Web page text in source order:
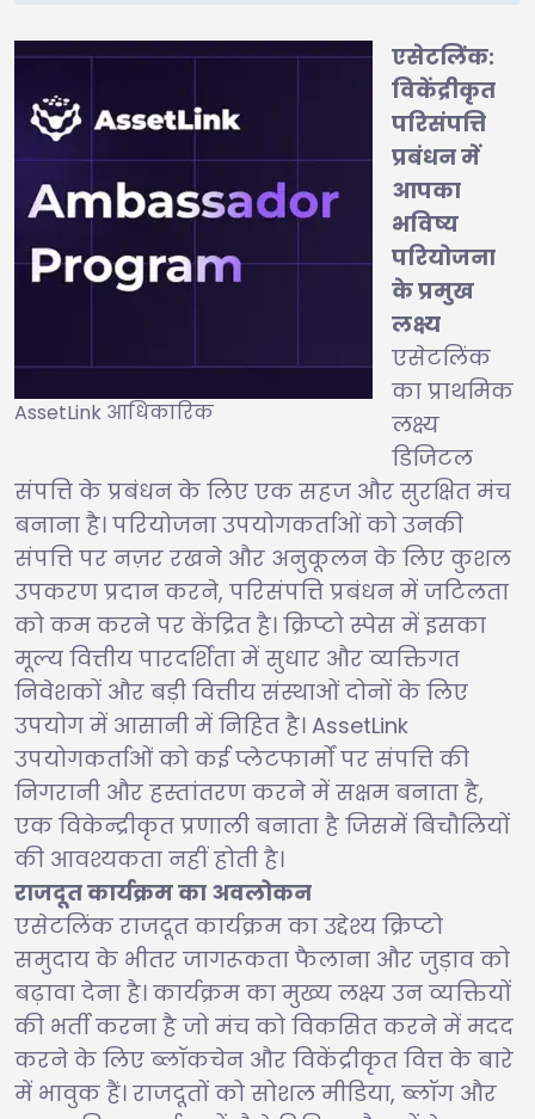
AssetLink आधिकारिक
एसेटलिंक:
विकेंद्रीकृत
परिसंपत्ति
प्रबंधन में
आपका
भविष्य
परियोजना
के प्रमुख
लक्ष्य
एसेटलिंक
का प्राथमिक
लक्ष्य
डिजिटल
संपत्ति के प्रबंधन के लिए एक सहज और सुरक्षित मंच
बनाना है। परियोजना उपयोगकर्ताओं को उनकी
संपत्ति पर नज़र रखने और अनुकूलन के लिए कुशल
उपकरण प्रदान करने, परिसंपत्ति प्रबंधन में जटिलता
को कम करने पर केंद्रित है। क्रिप्टो स्पेस में इसका
मूल्य वित्तीय पारदर्शिता में सुधार और व्यक्तिगत
निवेशकों और बड़ी वित्तीय संस्थाओं दोनों के लिए
उपयोग में आसानी में निहित है। AssetLink
उपयोगकर्ताओं को कई प्लेटफार्मों पर संपत्ति की
निगरानी और हस्तांतरण करने में सक्षम बनाता है,
एक विकेन्द्रीकृत प्रणाली बनाता है जिसमें बिचौलियों
की आवश्यकता नहीं होती है।
राजदूत कार्यक्रम का अवलोकन
एसेटलिंक राजदूत कार्यक्रम का उद्देश्य क्रिप्टो
समुदाय के भीतर जागरूकता फैलाना और जुड़ाव को
बढ़ावा देना है। कार्यक्रम का मुख्य लक्ष्य उन व्यक्तियों
की भर्ती करना है जो मंच को विकसित करने में मदद
करने के लिए ब्लॉकचेन और विकेंद्रीकृत वित्त के बारे
में भावुक हैं। राजदूतों को सोशल मीडिया, ब्लॉग और